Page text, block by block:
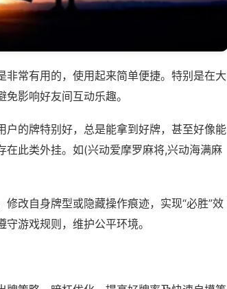
常有用的，使用起来简单便捷。特别是在大
影响好友间互动乐趣。
的牌特别好，总是能拿到好牌，甚至好像能
此类外挂。如(兴动爱摩罗麻将,兴动海满麻
改自身牌型或隐藏操作痕迹，实现“必胜”效
游戏规则，维护公平环境。